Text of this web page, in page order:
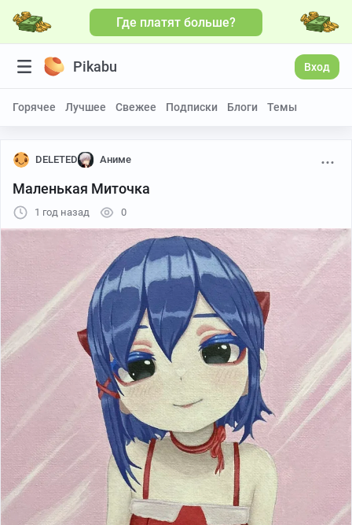
Где платят больше?
Pikabu Вход
Горячее Лучшее Свежее Подписки Блоги Темы
DELETED Аниме
Маленькая Миточка
1 год назад 0